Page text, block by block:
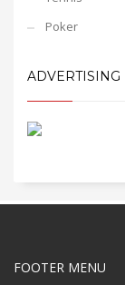
Poker
ADVERTISING
FOOTER MENU